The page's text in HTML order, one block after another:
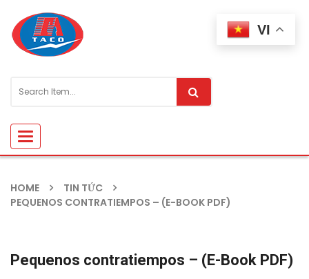
Toggle
navigation
HOME
TIN TỨC
PEQUENOS CONTRATIEMPOS – (E-BOOK PDF)
Pequenos contratiempos – (E-Book PDF)
VI